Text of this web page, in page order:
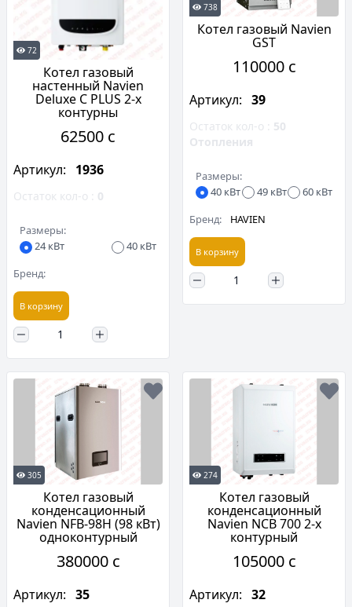
72
Котел газовый
настенный Navien
Deluxe С PLUS 2-х
контурны
62500 c
Артикул: 1936
Остаток кол-о : 0
Размеры:
24 кВт
40 кВт
Бренд:
В корзину
738
Котел газовый Navien
GST
110000 c
Артикул: 39
Остаток кол-о : 50
Отопления
Размеры:
40 кВт
49 кВт
60 кВт
Бренд:
HAVIEN
В корзину
305
Котел газовый
конденсационный
Navien NFB-98H (98 кВт)
одноконтурный
380000 c
Артикул: 35
274
Котел газовый
конденсационный
Navien NCB 700 2-х
контурный
105000 c
Артикул: 32